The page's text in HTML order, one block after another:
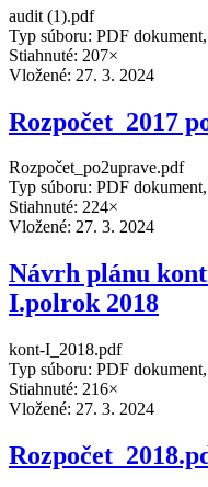
audit (1).pdf
Typ súboru: PDF
Stiahnuté: 207×
Vložené: 27. 3. 2024
Rozpočet_2017
Rozpočet_po2uprave.pdf
Typ súboru: PDF
Stiahnuté: 224×
Vložené: 27. 3. 2024
Návrh plánu
I.polrok 2018
kont-I_2018.pdf
Typ súboru: PDF
Stiahnuté: 216×
Vložené: 27. 3. 2024